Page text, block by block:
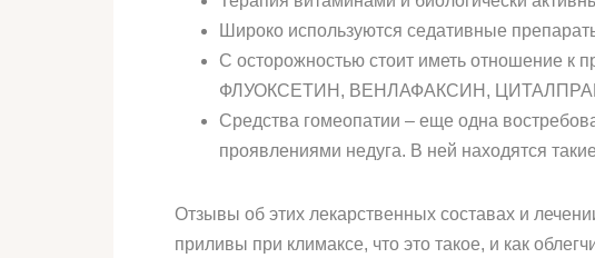
Широко используются седативные
С осторожностью стоит иметь отношение к
ФЛУОКСЕТИН, ВЕНЛАФАКСИН,
Средства гомеопатии – еще одна
проявлениями недуга. В ней находятся
Отзывы об этих лекарственных составах и
приливы при климаксе, что это такое, и как